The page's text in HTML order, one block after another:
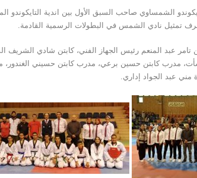
الشمساوي صاحب السبق الأول بين اندية التايكوندو
تمثيل نادي الشمس في البطولات الرسمية القادمة.
تامر عبد المنعم رئيس الجهاز الفني، كابتن شادي الشريف
مدرب كابتن حسين برعي، مدرب كابتن حسيني الغندور،
مني عبد الجواد إداري.